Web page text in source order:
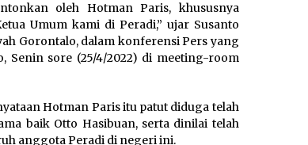
oleh Hotman Paris, khususnya
Umum kami di Peradi,” ujar Susanto
Gorontalo, dalam konferensi Pers yang
Senin sore (25/4/2022) di meeting-room
Hotman Paris itu patut diduga telah
baik Otto Hasibuan, serta dinilai telah
anggota Peradi di negeri ini.